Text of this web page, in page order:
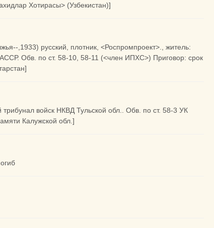
Хотирасы> (Узбекистан)]
,1933) русский, плотник, <Роспромпроект>., житель:
Обв. по ст. 58-10, 58-11 (<член ИПХС>) Приговор: срок
войск НКВД Тульской обл.. Обв. по ст. 58-3 УК
Калужской обл.]